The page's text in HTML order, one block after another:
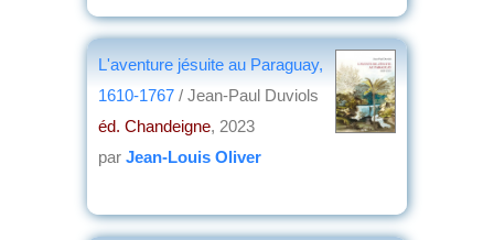
L'aventure jésuite au Paraguay,
1610-1767 / Jean-Paul Duviols
éd. Chandeigne, 2023
par Jean-Louis Oliver